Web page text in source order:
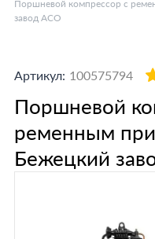
Поршневой компрессор с
завод АСО
Артикул: 100575794
Поршневой
ременным
Бежецкий